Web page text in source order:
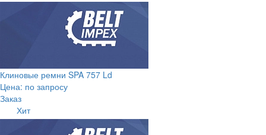
Клиновые ремни SPA 757 Ld
Цена: по запросу
Заказ
Хит